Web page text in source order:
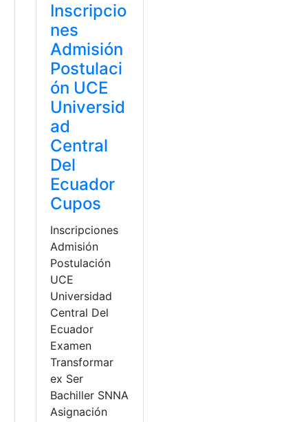
Puntajes carreras,
Inscripcio
nes
Admisión
Postulaci
ón UCE
Universid
ad
Central
Del
Ecuador
Cupos
Inscripciones
Admisión
Postulación
UCE
Universidad
Central Del
Ecuador
Examen
Transformar
ex Ser
Bachiller SNNA
Asignación